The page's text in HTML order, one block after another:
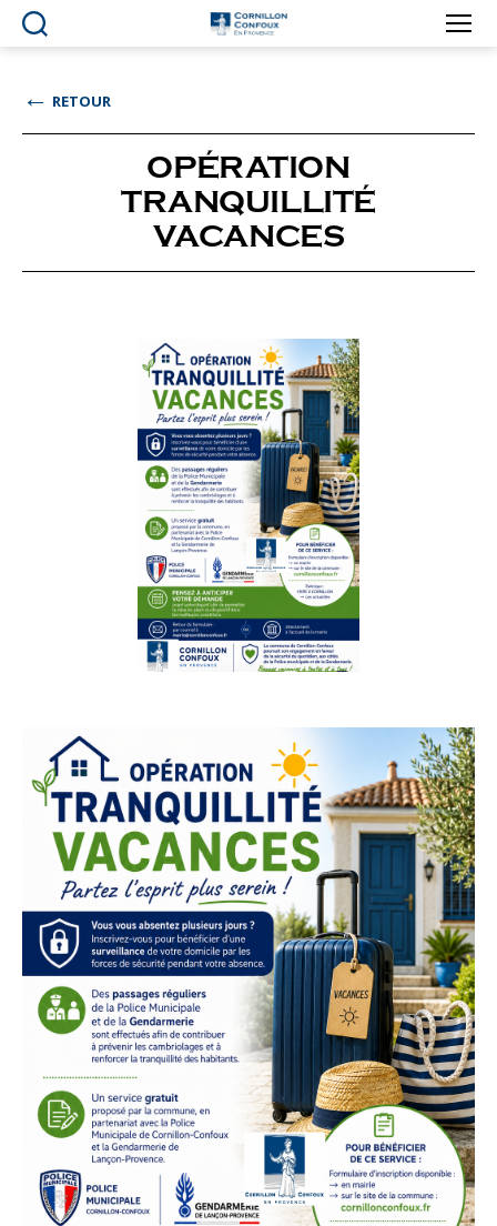
Ville
en
Provence
← RETOUR
OPÉRATION
TRANQUILLITÉ
VACANCES